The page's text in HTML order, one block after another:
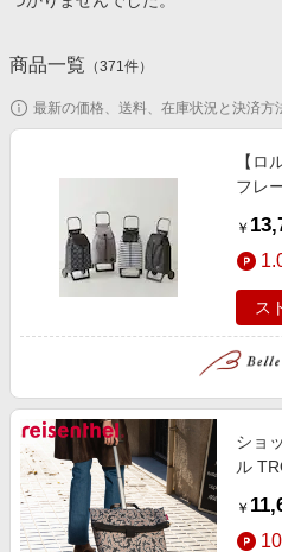
食品・スイーツ・お酒
コスメ・健康・医薬品
家電・PC・スマホ・カメラ
エンタメ
スポーツ・アウトドア・ゴルフ
旅行・レジャー・ホテル予約
生活・お役立ち
金融・マネー・保険
デジタルコンテンツ
初回購入者限定特典
対象ストア新規限定特典
楽天ペイ導入ストア
楽天サービス特集
わくわく夏特集
とことん買い物チャレンジ
Apple公式サイト×楽天カード分割払
Qoo10メガポ
Samsung ボーナスキャンペーン
週末の高還元 夏の長期版
商品一覧 （371件）
最新の価格、送料、在庫状況と決済方
【ロ
フレ
面
￥
ス
ショ
ル
￥